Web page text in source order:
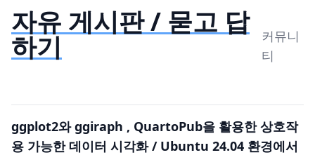
자유 게시판 / 묻고 답
하기
커뮤니
티
ggplot2와 ggiraph , QuartoPub을 활용한 상호작
용 가능한 데이터 시각화 / Ubuntu 24.04 환경에서